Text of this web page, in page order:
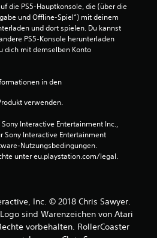
e
r
g
e
die PS5-Hauptkonsole, die (über die
und Offline-Spiel“) mit deinem
und dort spielen. Du kannst
PS5-Konsole herunterladen
dich mit demselben Konto
in den
verwenden.
Interactive Entertainment Inc.,
Sony Interactive Entertainment
Nutzungsbedingungen.
unter eu.playstation.com/legal.
Inc. © 2018 Chris Sawyer.
sind Warenzeichen von Atari
vorbehalten. RollerCoaster